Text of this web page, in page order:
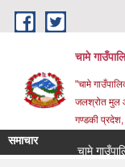
Skip to main content
चामे
"चामे
जलश्रोत मुल
गण्डकी
समाचार
चामे